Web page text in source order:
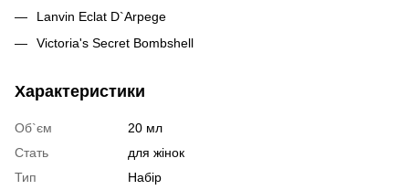
Lanvin Eclat D`Arpege
Victoria's Secret Bombshell
Характеристики
Об`єм
20 мл
Стать
для жінок
Тип
Набір